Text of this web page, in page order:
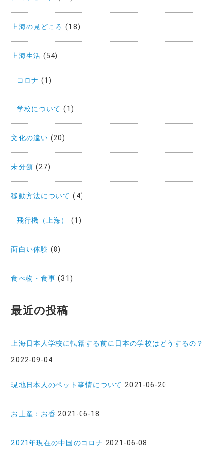
ン
上海の見どころ (18)
上海生活 (54)
コロナ (1)
学校について (1)
文化の違い (20)
未分類 (27)
移動方法について (4)
飛行機（上海） (1)
面白い体験 (8)
食べ物・食事 (31)
最近の投稿
上海日本人学校に転籍する前に日本の学校はどうするの？
2022-09-04
現地日本人のペット事情について 2021-06-20
お土産：お香 2021-06-18
2021年現在の中国のコロナ 2021-06-08